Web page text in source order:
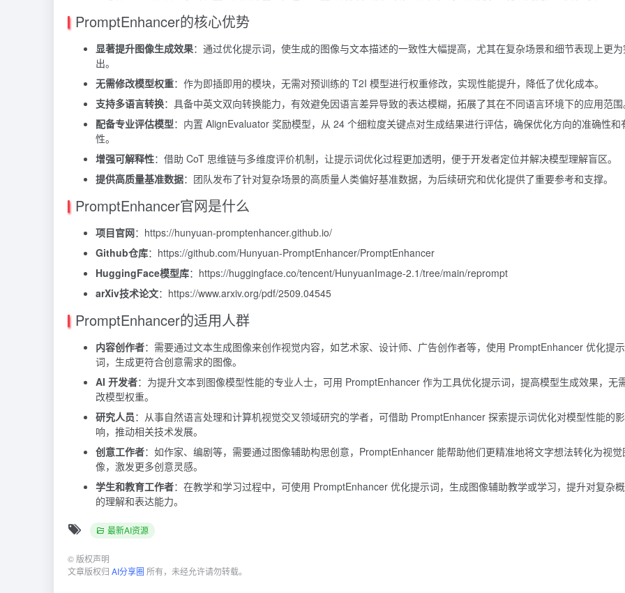
PromptEnhancer的核心优势
显著提升图像生成效果：通过优化提示词，使生成的图像与文本描述的一致性大幅提高，尤其在复杂场景和细节表现上更
出。
无需修改模型权重：作为即插即用的模块，无需对预训练的 T2I 模型进行权重修改，实现性能提升，降低了优化成本。
支持多语言转换：具备中英文双向转换能力，有效避免因语言差异导致的表达模糊，拓展了其在不同语言环境下的应用范围
配备专业评估模型：内置 AlignEvaluator 奖励模型，从 24 个细粒度关键点对生成结果进行评估，确保优化方向的准确性和
性。
增强可解释性：借助 CoT 思维链与多维度评价机制，让提示词优化过程更加透明，便于开发者定位并解决模型理解盲区。
提供高质量基准数据：团队发布了针对复杂场景的高质量人类偏好基准数据，为后续研究和优化提供了重要参考和支撑。
PromptEnhancer官网是什么
项目官网：https://hunyuan-promptenhancer.github.io/
Github仓库：https://github.com/Hunyuan-PromptEnhancer/PromptEnhancer
HuggingFace模型库：https://huggingface.co/tencent/HunyuanImage-2.1/tree/main/reprompt
arXiv技术论文：https://www.arxiv.org/pdf/2509.04545
PromptEnhancer的适用人群
内容创作者：需要通过文本生成图像来创作视觉内容，如艺术家、设计师、广告创作者等，使用 PromptEnhancer 优化提示
词，生成更符合创意需求的图像。
AI 开发者：为提升文本到图像模型性能的专业人士，可用 PromptEnhancer 作为工具优化提示词，提高模型生成效果，无
改模型权重。
研究人员：从事自然语言处理和计算机视觉交叉领域研究的学者，可借助 PromptEnhancer 探索提示词优化对模型性能的影
响，推动相关技术发展。
创意工作者：如作家、编剧等，需要通过图像辅助构思创意，PromptEnhancer 能帮助他们更精准地将文字想法转化为视觉
像，激发更多创意灵感。
学生和教育工作者：在教学和学习过程中，可使用 PromptEnhancer 优化提示词，生成图像辅助教学或学习，提升对复杂
的理解和表达能力。
最新AI资源
© 版权声明
文章版权归 AI分享圈 所有，未经允许请勿转载。